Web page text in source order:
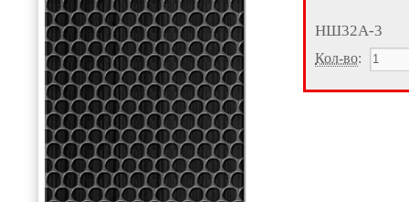
НШ32А-3
Кол-во: